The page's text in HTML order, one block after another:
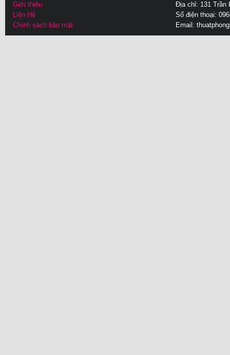
Giới thiệu
Liện Hệ
Chính sách bảo mật
Địa chỉ: 131 Trần
Số điện thoại:
Email: